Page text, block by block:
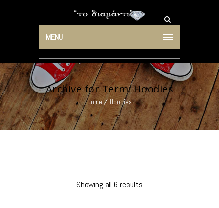
MENU
Archive for Term: Hoodies
Home Hoodies
Showing all 6 results